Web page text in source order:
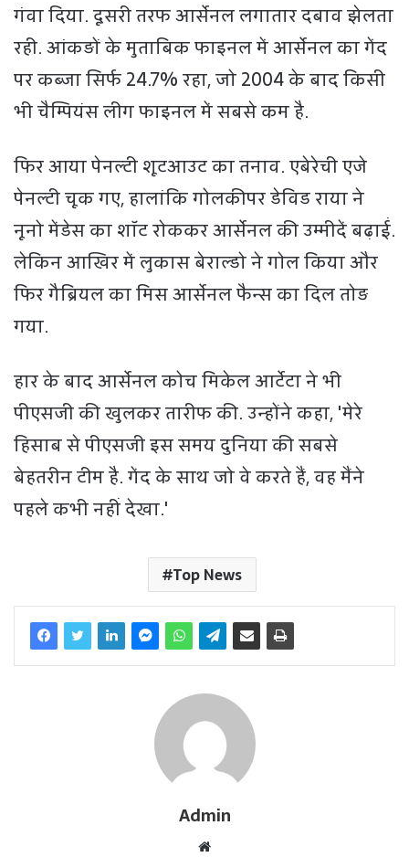
गंवा दिया. दूसरी तरफ आर्सेनल लगातार दबाव झेलता
रही. आंकड़ों के मुताबिक फाइनल में आर्सेनल का गेंद
पर कब्जा सिर्फ 24.7% रहा, जो 2004 के बाद किसी
भी चैम्पियंस लीग फाइनल में सबसे कम है.
फिर आया पेनल्टी शूटआउट का तनाव. एबेरेची एजे
पेनल्टी चूक गए, हालांकि गोलकीपर डेविड राया ने
नूनो मेंडेस का शॉट रोककर आर्सेनल की उम्मीदें बढ़ाईं.
लेकिन आखिर में लुकास बेराल्डो ने गोल किया और
फिर गैब्रियल का मिस आर्सेनल फैन्स का दिल तोड़
गया.
हार के बाद आर्सेनल कोच मिकेल आर्टेटा ने भी
पीएसजी की खुलकर तारीफ की. उन्होंने कहा, 'मेरे
हिसाब से पीएसजी इस समय दुनिया की सबसे
बेहतरीन टीम है. गेंद के साथ जो वे करते हैं, वह मैंने
पहले कभी नहीं देखा.'
Top News
Admin